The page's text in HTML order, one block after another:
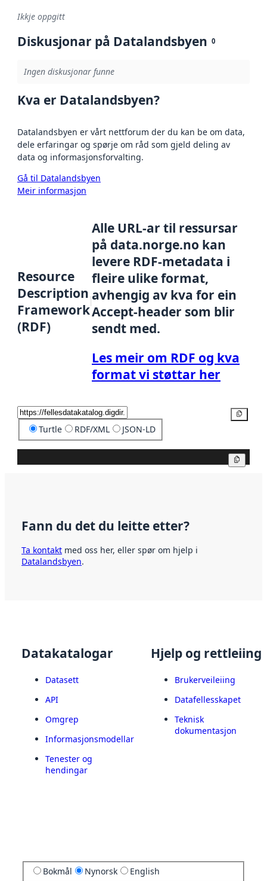
Ikkje oppgitt
Diskusjonar på Datalandsbyen 0
Ingen diskusjonar funne
Kva er Datalandsbyen?
Datalandsbyen er vårt nettforum der du kan be om data,
dele erfaringar og spørje om råd som gjeld deling av
data og informasjonsforvalting.
Gå til Datalandsbyen
Meir informasjon
Resource
Description
Framework
(RDF)
Alle URL-ar til ressursar
på data.norge.no kan
levere RDF-metadata i
fleire ulike format,
avhengig av kva for ein
Accept-header som blir
sendt med.
Les meir om RDF og kva
format vi støttar her
Turtle RDF/XML JSON-LD
Fann du det du leitte etter?
Ta kontakt med oss her, eller spør om hjelp i
Datalandsbyen.
Datakatalogar
Datasett
API
Omgrep
Informasjonsmodellar
Tenester og
hendingar
Hjelp og rettleiing
Brukerveileiing
Datafellesskapet
Teknisk
dokumentasjon
Bokmål Nynorsk English